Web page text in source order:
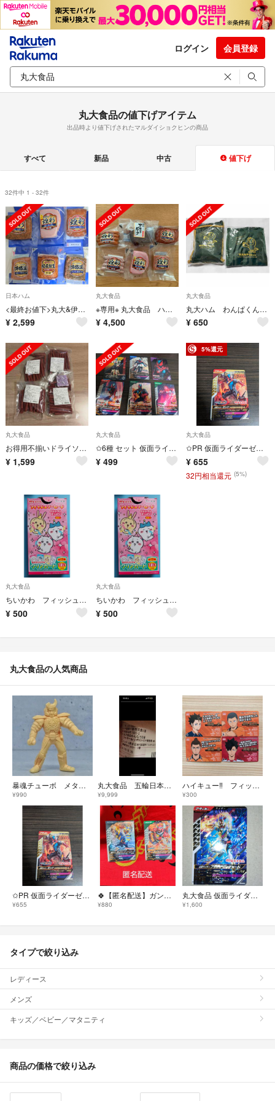
ログイン 会員登録
丸大食品の値下げアイテム
出品時より値下げされたマルダイショクヒンの商品
すべて 新品 中古 値下げ
32件中 1 - 32件
日本ハム
<最終お値下>丸大&伊藤&日本ハム(贈答用2箱)6個
¥ 2,599
丸大食品
※専用※ 丸大食品 ハム詰合せ 6点
¥ 4,500
丸大食品
丸大ハム わんぱくん エコレジバッグ 2個セット
¥ 650
丸大食品
お得用不揃いドライソーセージ（ブロック）200g×4袋セット
¥ 1,599
丸大食品
✩6種 セット 仮面ライダーゼッツ ガンバレジェンズカード
¥ 499
5%還元
丸大食品
✩PR 仮面ライダーゼッツ ガンバレジェンズカード
¥ 655
32円相当還元 (5%)
丸大食品
ちいかわ フィッシュソーセージ クリアカード★あのこ(キメラ)
¥ 500
丸大食品
ちいかわ フィッシュソーセージ クリアカード★モモンガ
¥ 500
丸大食品の人気商品
暴魂チューボ メタルダーソーセージ
¥990
丸大食品 五輪日本代表タペストリー 選手は未開封なので不明。
¥9,999
ハイキュー‼︎ フィッシュソーセージ 丸大オリジナルキャラカード 4枚セット
¥300
✩PR 仮面ライダーゼッツ ガンバレジェンズカード
¥655
🍀【匿名配送】ガンバレジェンズ PR 丸大食品 ガッチャード アッパレ アント
¥880
丸大食品 仮面ライダーガッチャードソーセージ 箔押しプラチナガッチャード
¥1,600
タイプで絞り込み
レディース
メンズ
キッズ／ベビー／マタニティ
商品の価格で絞り込み